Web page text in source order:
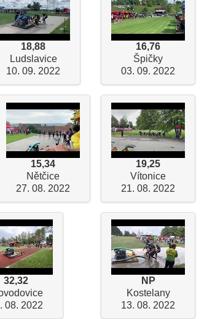
18,88
Ludslavice
10. 09. 2022
16,76
Špičky
03. 09. 2022
15,34
Nětčice
27. 08. 2022
19,25
Vítonice
21. 08. 2022
32,32
08. 2022
NP
Kostelany
13. 08. 2022